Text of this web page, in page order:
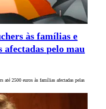
às famílias e
afectadas pelo mau
até 2500 euros às famílias afectadas pelas